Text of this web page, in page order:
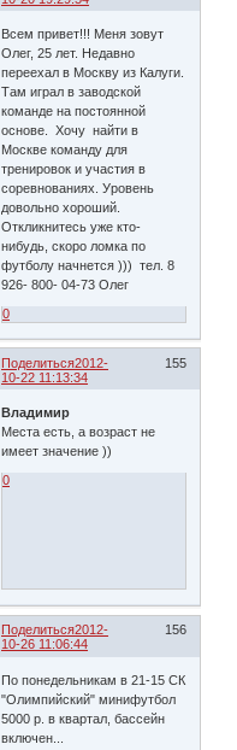
Всем привет!!! Меня зовут
Олег, 25 лет. Недавно
переехал в Москву из Калуги.
Там играл в заводской
команде на постоянной
основе. Хочу найти в
Москве команду для
тренировок и участия в
соревнованиях. Уровень
довольно хороший.
Откликнитесь уже кто-
нибудь, скоро ломка по
футболу начнется ))) тел. 8
926- 800- 04-73 Олег
0
Поделиться 155
2012-
10-22 11:13:34
Владимир
Места есть, а возраст не
имеет значение ))
0
Поделиться 156
2012-
10-26 11:06:44
По понедельникам в 21-15 СК
"Олимпийский" минифутбол
5000 р. в квартал, бассейн
включен...